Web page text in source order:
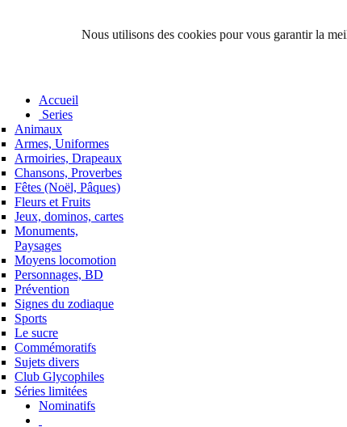
Nous utilisons des cookies pour vous garantir la
Accueil
Series
Animaux
Armes, Uniformes
Armoiries, Drapeaux
Chansons, Proverbes
Fêtes (Noël, Pâques)
Fleurs et Fruits
Jeux, dominos, cartes
Monuments,
Paysages
Moyens locomotion
Personnages, BD
Prévention
Signes du zodiaque
Sports
Le sucre
Commémoratifs
Sujets divers
Club Glycophiles
Séries limitées
Nominatifs